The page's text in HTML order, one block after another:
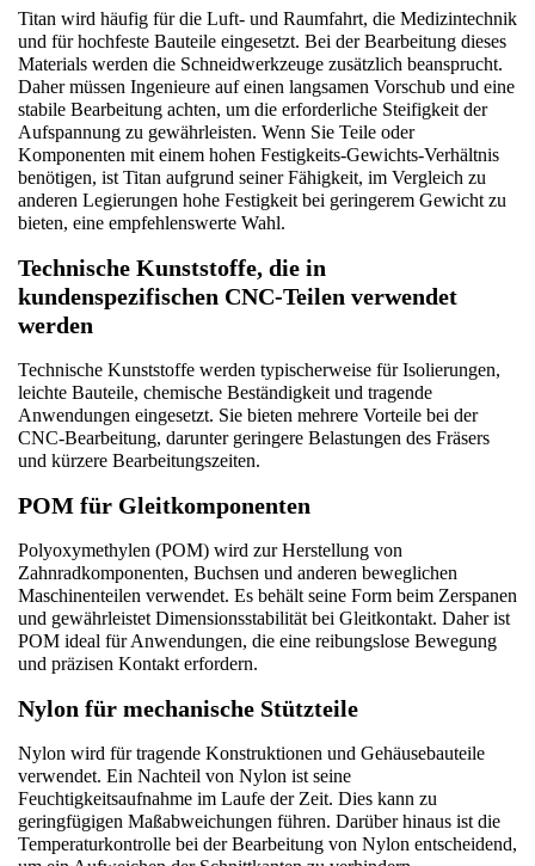
Titan wird häufig für die Luft- und Raumfahrt, die Medizintechnik
und für hochfeste Bauteile eingesetzt. Bei der Bearbeitung dieses
Materials werden die Schneidwerkzeuge zusätzlich beansprucht.
Daher müssen Ingenieure auf einen langsamen Vorschub und eine
stabile Bearbeitung achten, um die erforderliche Steifigkeit der
Aufspannung zu gewährleisten. Wenn Sie Teile oder
Komponenten mit einem hohen Festigkeits-Gewichts-Verhältnis
benötigen, ist Titan aufgrund seiner Fähigkeit, im Vergleich zu
anderen Legierungen hohe Festigkeit bei geringerem Gewicht zu
bieten, eine empfehlenswerte Wahl.
Technische Kunststoffe, die in
kundenspezifischen CNC-Teilen verwendet
werden
Technische Kunststoffe werden typischerweise für Isolierungen,
leichte Bauteile, chemische Beständigkeit und tragende
Anwendungen eingesetzt. Sie bieten mehrere Vorteile bei der
CNC-Bearbeitung, darunter geringere Belastungen des Fräsers
und kürzere Bearbeitungszeiten.
POM für Gleitkomponenten
Polyoxymethylen (POM) wird zur Herstellung von
Zahnradkomponenten, Buchsen und anderen beweglichen
Maschinenteilen verwendet. Es behält seine Form beim Zerspanen
und gewährleistet Dimensionsstabilität bei Gleitkontakt. Daher ist
POM ideal für Anwendungen, die eine reibungslose Bewegung
und präzisen Kontakt erfordern.
Nylon für mechanische Stützteile
Nylon wird für tragende Konstruktionen und Gehäusebauteile
verwendet. Ein Nachteil von Nylon ist seine
Feuchtigkeitsaufnahme im Laufe der Zeit. Dies kann zu
geringfügigen Maßabweichungen führen. Darüber hinaus ist die
Temperaturkontrolle bei der Bearbeitung von Nylon entscheidend,